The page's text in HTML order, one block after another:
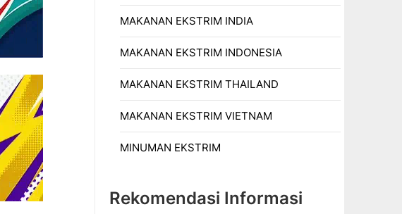
MAKANAN EKSTRIM INDIA
MAKANAN EKSTRIM INDONESIA
MAKANAN EKSTRIM THAILAND
MAKANAN EKSTRIM VIETNAM
MINUMAN EKSTRIM
Rekomendasi Informasi